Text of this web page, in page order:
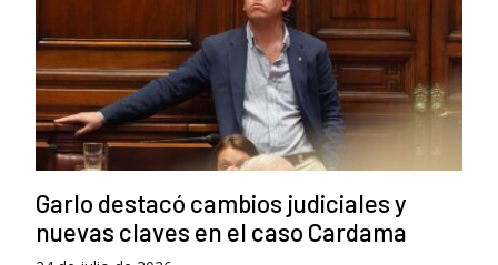
Garlo destacó cambios judiciales y
nuevas claves en el caso Cardama